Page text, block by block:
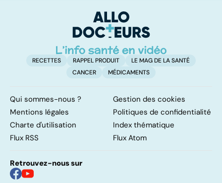
RECETTES RAPPEL PRODUIT
LE MAG DE LA SANTÉ
CANCER
MÉDICAMENTS
Qui sommes-nous ?
Gestion des cookies
Mentions légales
Politiques de confidentialité
Charte d'utilisation
Index thématique
Flux RSS
Flux Atom
Retrouvez-nous sur